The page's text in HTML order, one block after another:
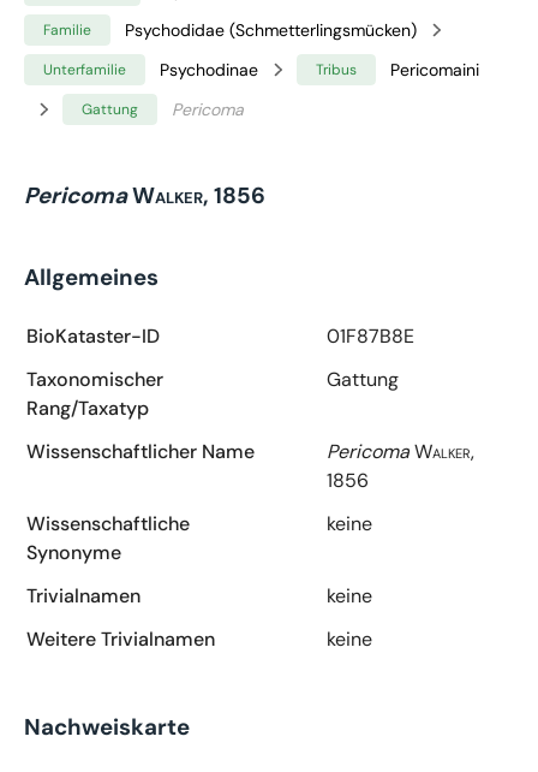
Familie Psychodidae (Schmetterlingsmücken)
Unterfamilie Psychodinae Tribus Pericomaini
Gattung Pericoma
PericomaWalker, 1856
Allgemeines
BioKataster-ID
01F87B8E
Taxonomischer
Rang/Taxatyp
Gattung
Wissenschaftlicher Name PericomaWalker,
1856
Wissenschaftliche
Synonyme
keine
Trivialnamen
keine
Weitere Trivialnamen
keine
Nachweiskarte